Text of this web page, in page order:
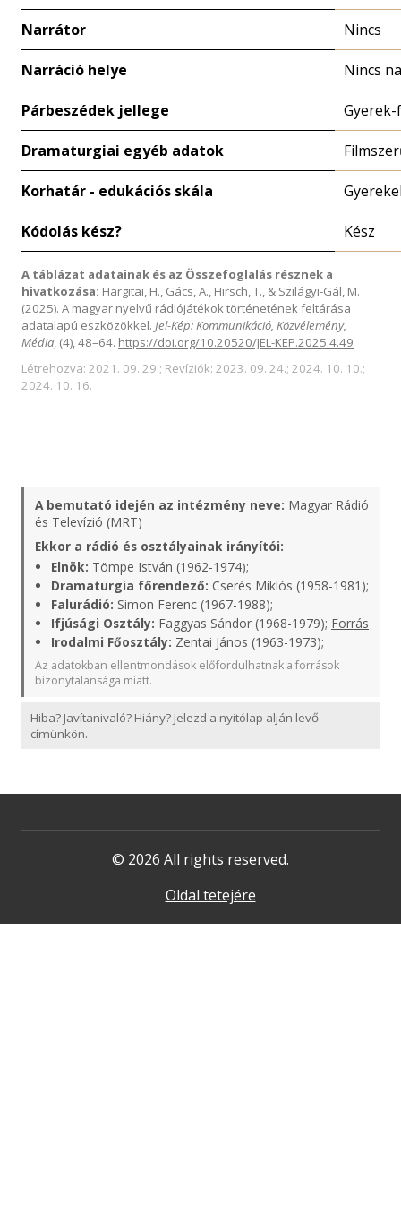
Narrátor Nincs
Narráció helye Nincs
Párbeszédek jellege
Dramaturgiai egyéb adatok
Korhatár - edukációs skála
Kódolás kész? Kész
A táblázat adatainak és az Összefoglalás résznek a
hivatkozása: Hargitai, H., Gács, A., Hirsch, T., & Szilágyi-Gál, M.
(2025). A magyar nyelvű rádiójátékok történetének feltárása
adatalapú eszközökkel. Jel-Kép: Kommunikáció, Közvélemény,
Média, (4), 48–64. https://doi.org/10.20520/JEL-KEP.2025.4.49
Létrehozva: 2021. 09. 29.; Revíziók: 2023. 09. 24.; 2024. 10. 10.;
2024. 10. 16.
A bemutató idején az intézmény neve: Magyar Rádió
és Televízió (MRT)
Ekkor a rádió és osztályainak irányítói:
Elnök: Tömpe István (1962-1974);
Dramaturgia főrendező: Cserés Miklós (1958-1981);
Falurádió: Simon Ferenc (1967-1988);
Ifjúsági Osztály: Faggyas Sándor (1968-1979); Forrás
Irodalmi Főosztály: Zentai János (1963-1973);
Az adatokban ellentmondások előfordulhatnak a források
bizonytalansága miatt.
Hiba? Javítanivaló? Hiány? Jelezd a nyitólap alján levő
címünkön.
© 2026 All rights reserved.
Oldal tetejére